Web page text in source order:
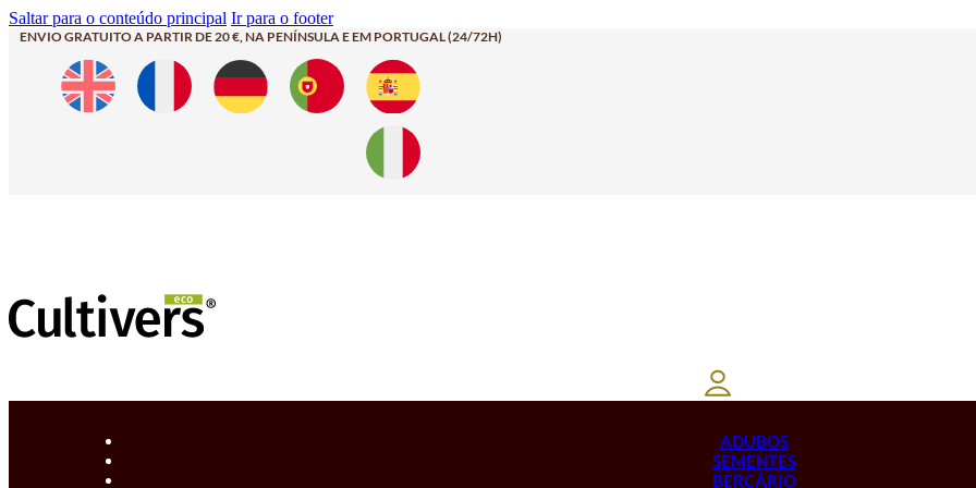
Saltar para o conteúdo principal Ir para o footer
ENVIO GRATUITO A PARTIR DE 20 €, NA PENÍNSULA E EM PORTUGAL (24/72H)
ADUBOS
SEMENTES
BERÇÁRIO